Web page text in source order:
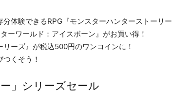
体験できるRPG『モンスターハンターストーリー
ーワールド：アイスボーン』がお買い得！
リーズ』が税込500円のワンコインに！
つくそう！
」シリーズセール